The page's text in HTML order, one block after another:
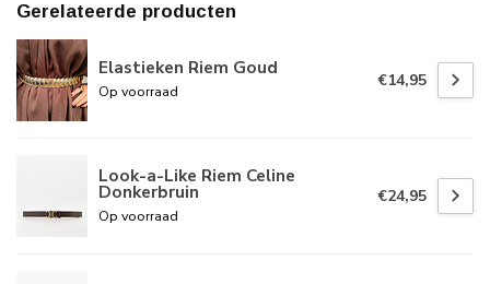
Gerelateerde producten
Elastieken Riem Goud
Op voorraad
€14,95
Look-a-Like Riem Celine
Donkerbruin
Op voorraad
€24,95